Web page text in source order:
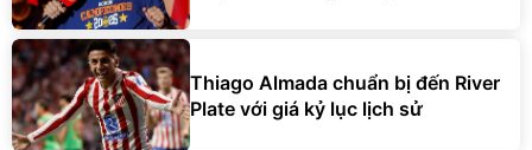
Thiago Almada chuẩn bị đến River
Plate với giá kỷ lục lịch sử